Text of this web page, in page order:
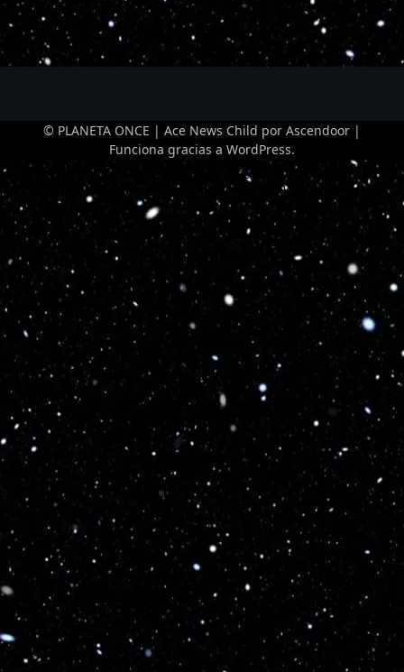
© PLANETA ONCE | Ace News Child por Ascendoor |
Funciona gracias a WordPress.
Optimized by Seraphinite Accelerator
Turns on site high speed to be attractive for people and search engines.